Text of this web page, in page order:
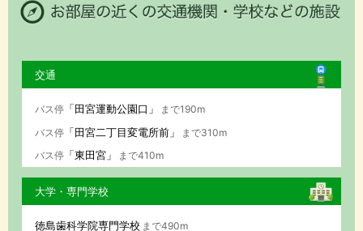
交通
バス停「田宮運動公園口」
まで190m
バス停「田宮二丁目変電所前」
まで310m
バス停「東田宮」 まで410m
大学・専門学校
徳島歯科学院専門学校 まで490m